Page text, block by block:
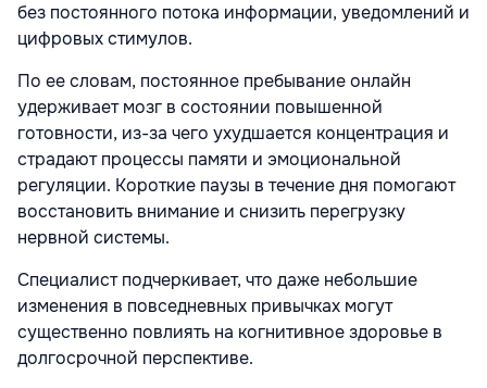
без постоянного потока информации, уведомлений и
цифровых стимулов.
По ее словам, постоянное пребывание онлайн
удерживает мозг в состоянии повышенной
готовности, из-за чего ухудшается концентрация и
страдают процессы памяти и эмоциональной
регуляции. Короткие паузы в течение дня помогают
восстановить внимание и снизить перегрузку
нервной системы.
Специалист подчеркивает, что даже небольшие
изменения в повседневных привычках могут
существенно повлиять на когнитивное здоровье в
долгосрочной перспективе.